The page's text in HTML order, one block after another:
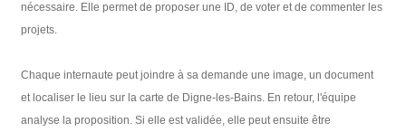
nécessaire. Elle permet de proposer une ID, de voter et de commenter les
projets.
Chaque internaute peut joindre à sa demande une image, un document
et localiser le lieu sur la carte de Digne-les-Bains. En retour, l'équipe
analyse la proposition. Si elle est validée, elle peut ensuite être